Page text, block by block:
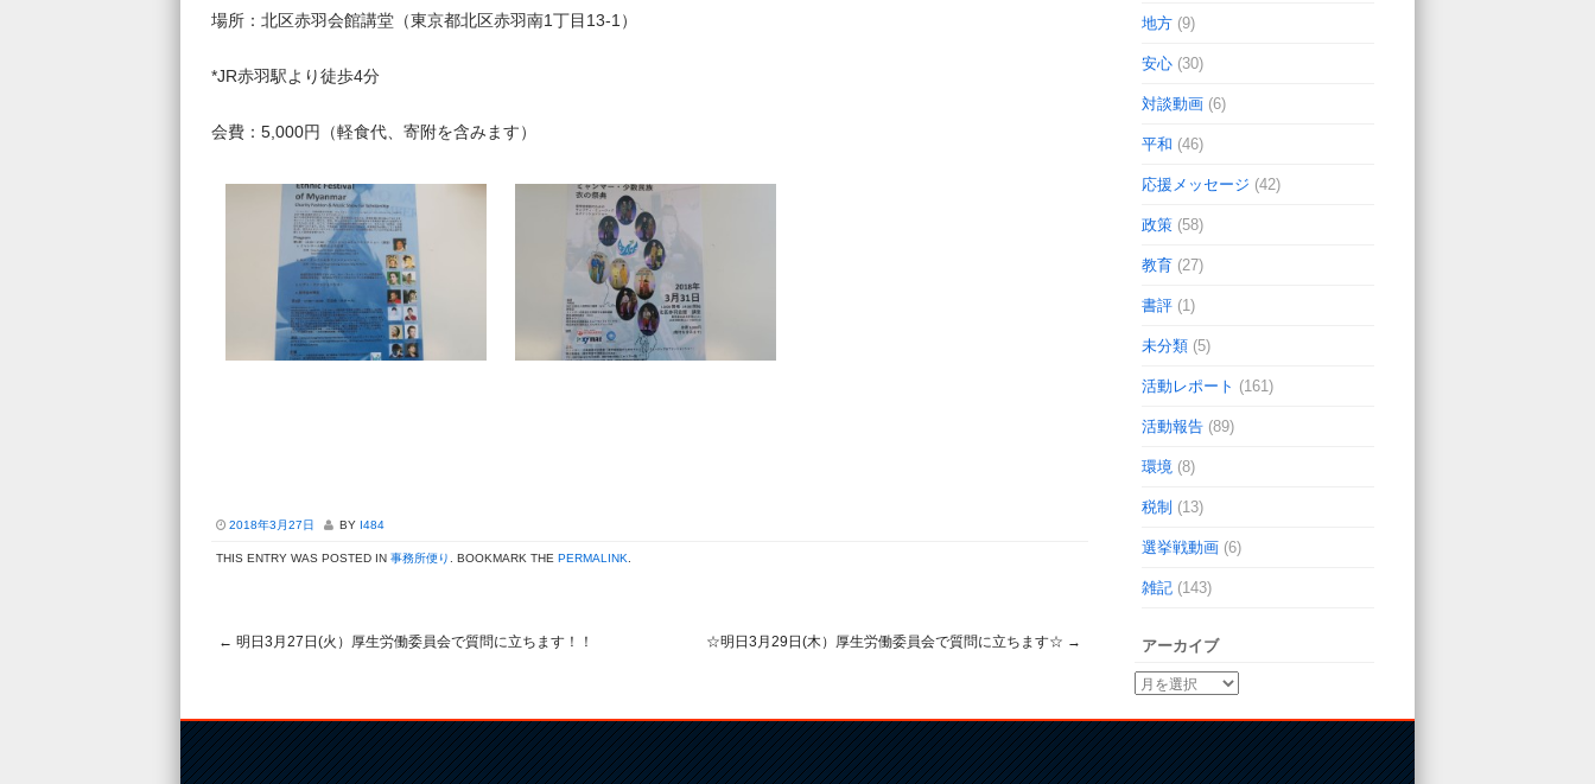
場所：北区赤羽会館講堂（東京都北区赤羽南1丁目13-1）
*JR赤羽駅より徒歩4分
会費：5,000円（軽食代、寄附を含みます）
2018年3月27日 BY I484
THIS ENTRY WAS POSTED IN 事務所便り . BOOKMARK THE PERMALINK.
← 明日3月27日(火）厚生労働委員会で質問に立ちます！！ ☆明日3月29日(木）厚生労働委員会で質問に立ちます☆ →
地方 (9)
安心 (30)
対談動画 (6)
平和 (46)
応援メッセージ (42)
政策 (58)
教育 (27)
書評 (1)
未分類 (5)
活動レポート (161)
活動報告 (89)
環境 (8)
税制 (13)
選挙戦動画 (6)
雑記 (143)
アーカイブ